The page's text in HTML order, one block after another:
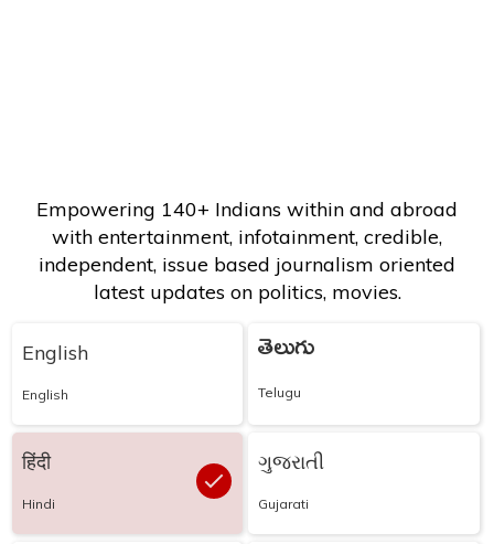
Empowering 140+ Indians within and abroad
with entertainment, infotainment, credible,
independent, issue based journalism oriented
latest updates on politics, movies.
English
English
తెలుగు
Telugu
हिंदी
Hindi
ગુજરાતી
Gujarati